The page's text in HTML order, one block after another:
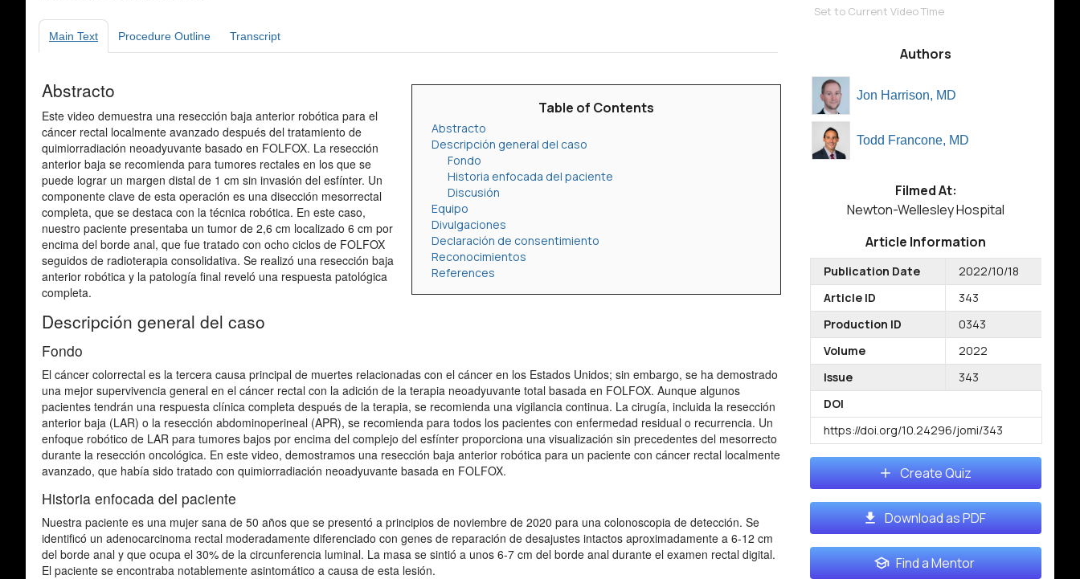
Main Text Procedure Outline Transcript
Table of Contents
Abstracto
Descripción general del caso
Fondo
Historia enfocada del paciente
Discusión
Equipo
Divulgaciones
Declaración de consentimiento
Reconocimientos
References
Abstracto
Este video demuestra una resección baja anterior robótica para el
cáncer rectal localmente avanzado después del tratamiento de
quimiorradiación neoadyuvante basado en FOLFOX. La resección
anterior baja se recomienda para tumores rectales en los que se
puede lograr un margen distal de 1 cm sin invasión del esfínter. Un
componente clave de esta operación es una disección mesorrectal
completa, que se destaca con la técnica robótica. En este caso,
nuestro paciente presentaba un tumor de 2,6 cm localizado 6 cm por
encima del borde anal, que fue tratado con ocho ciclos de FOLFOX
seguidos de radioterapia consolidativa. Se realizó una resección baja
anterior robótica y la patología final reveló una respuesta patológica
completa.
Descripción general del caso
Fondo
El cáncer colorrectal es la tercera causa principal de muertes relacionadas con el cáncer en los Estados Unidos; sin embargo, se ha demostrado
una mejor supervivencia general en el cáncer rectal con la adición de la terapia neoadyuvante total basada en FOLFOX. Aunque algunos
pacientes tendrán una respuesta clínica completa después de la terapia, se recomienda una vigilancia continua. La cirugía, incluida la resección
anterior baja (LAR) o la resección abdominoperineal (APR), se recomienda para todos los pacientes con enfermedad residual o recurrencia. Un
enfoque robótico de LAR para tumores bajos por encima del complejo del esfínter proporciona una visualización sin precedentes del mesorrecto
durante la resección oncológica. En este video, demostramos una resección baja anterior robótica para un paciente con cáncer rectal localmente
avanzado, que había sido tratado con quimiorradiación neoadyuvante basada en FOLFOX.
Historia enfocada del paciente
Nuestra paciente es una mujer sana de 50 años que se presentó a principios de noviembre de 2020 para una colonoscopia de detección. Se
identificó un adenocarcinoma rectal moderadamente diferenciado con genes de reparación de desajustes intactos aproximadamente a 6-12 cm
del borde anal y que ocupa el 30% de la circunferencia luminal. La masa se sintió a unos 6-7 cm del borde anal durante el examen rectal digital.
El paciente se encontraba notablemente asintomático a causa de esta lesión.
Set to Current Video Time
Authors
Jon Harrison, MD
Todd Francone, MD
Filmed At:
Newton-Wellesley Hospital
Article Information
Publication Date
2022/10/18
Article ID
343
Production ID
0343
Volume
2022
Issue
343
DOI
https://doi.org/10.24296/jomi/343
Create Quiz
Download as PDF
Find a Mentor